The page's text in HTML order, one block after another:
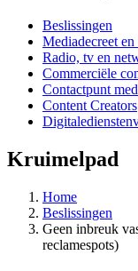
Beslissingen
Mediadecreet
Radio, tv en
Commerciële
Contactpunt
Content Creators
Kruimelpad
Home
Beslissingen
Geen inbreuk
reclamespots)